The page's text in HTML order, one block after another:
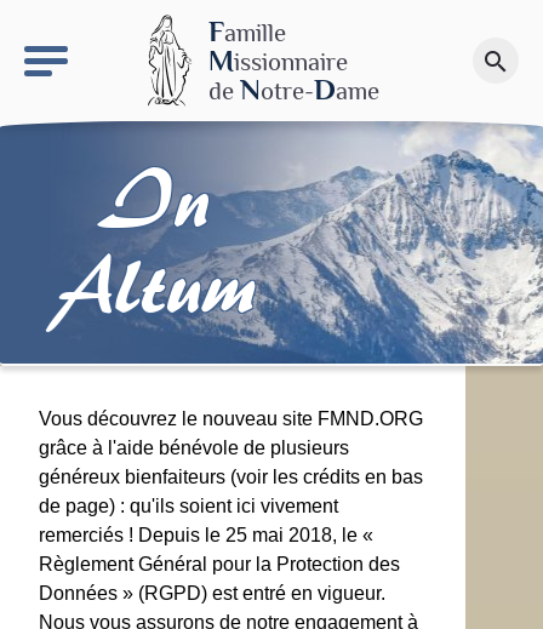
Famille
Missionnaire
de Notre-Dame
search
Faire un don
In
Altum
Vous découvrez le nouveau site FMND.ORG
grâce à l'aide bénévole de plusieurs
généreux bienfaiteurs (voir les crédits en bas
de page) : qu'ils soient ici vivement
remerciés ! Depuis le 25 mai 2018, le «
Règlement Général pour la Protection des
Données » (RGPD) est entré en vigueur.
Nous vous assurons de notre engagement à